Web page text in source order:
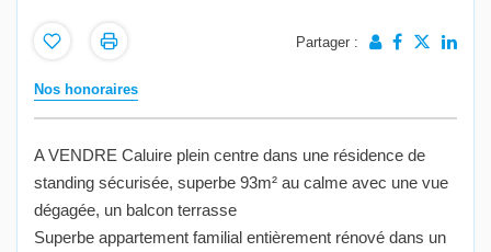
Partager :
Nos honoraires
A VENDRE Caluire plein centre dans une résidence de
standing sécurisée, superbe 93m² au calme avec une vue
dégagée, un balcon terrasse
Superbe appartement familial entièrement rénové dans un